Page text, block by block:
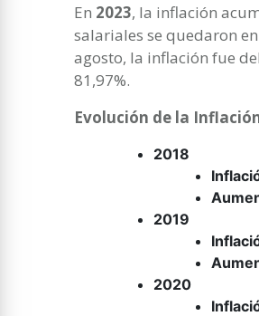
En 2023, la inflación
salariales se quedaron en
agosto, la inflación fue
81,97%.
Evolución de la
2018
2019
2020